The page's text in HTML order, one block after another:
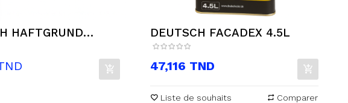
HAFTGRUND
DEUTSCH FACADEX 4.5L
Prix
47,116 TND
Liste de souhaits Comparer